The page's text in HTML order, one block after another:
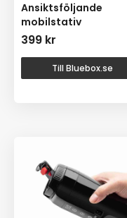
Ansiktsföljande
mobilstativ
399 kr
Till Bluebox.se